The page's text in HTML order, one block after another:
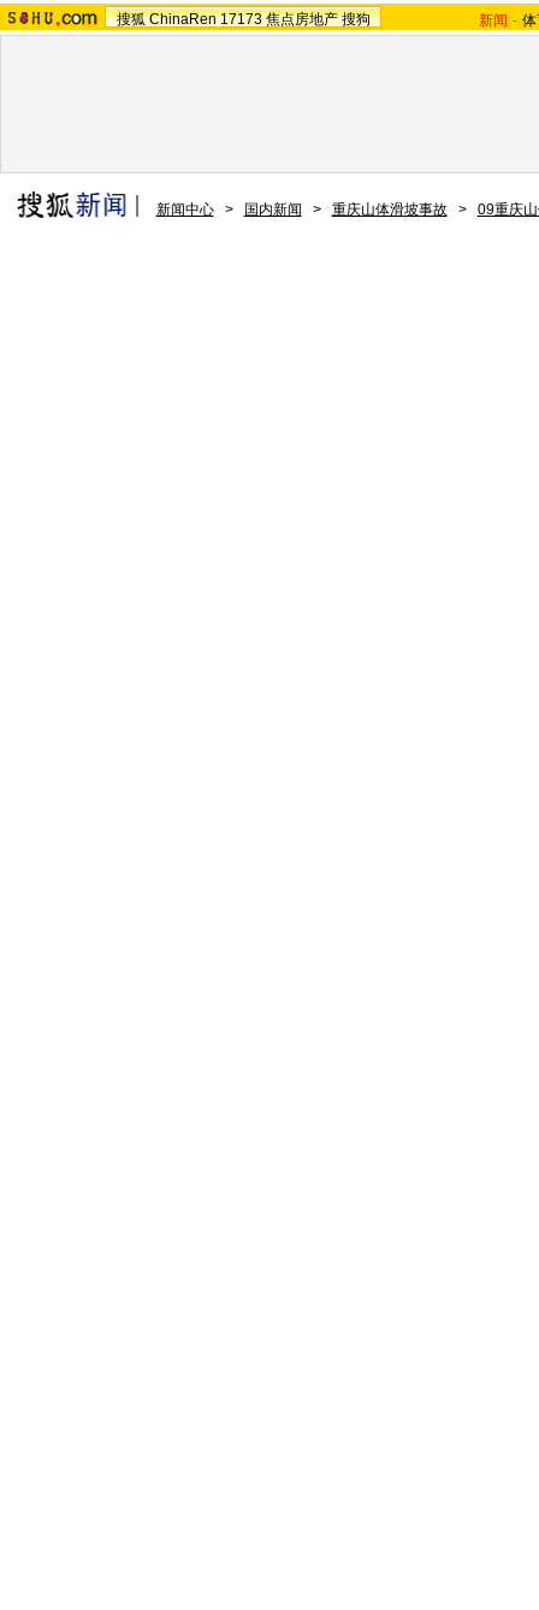
搜狐 ChinaRen 17173 焦点房地产 搜狗 新闻 -
新闻中心 > 国内新闻 > 重庆山体滑坡事故 > 09重庆